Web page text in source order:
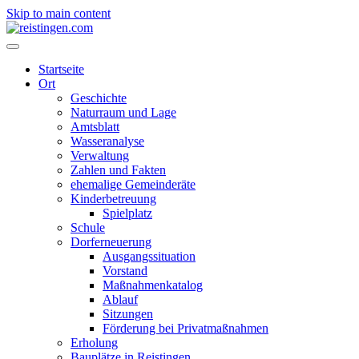
Skip to main content
Startseite
Ort
Geschichte
Naturraum und Lage
Amtsblatt
Wasseranalyse
Verwaltung
Zahlen und Fakten
ehemalige Gemeinderäte
Kinderbetreuung
Spielplatz
Schule
Dorferneuerung
Ausgangssituation
Vorstand
Maßnahmenkatalog
Ablauf
Sitzungen
Förderung bei Privatmaßnahmen
Erholung